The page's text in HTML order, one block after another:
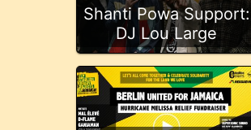
Shanti Powa Support:
DJ Lou Large